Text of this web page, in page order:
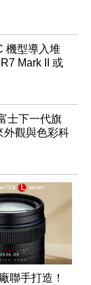
機型導入堆
Mark II 或
士下一代旗
外觀與色彩科
聯手打造！